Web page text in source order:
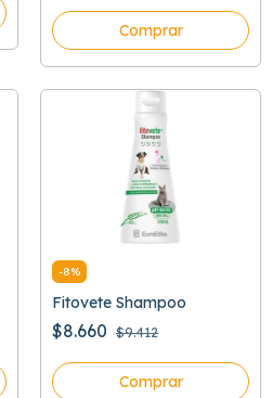
Comprar
-8%
Fitovete Shampoo
$8.660 $9.412
Comprar